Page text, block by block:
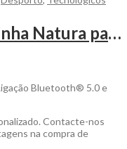
Auriculares Tresan da Linha Natura para ser Personalizado
Bluetooth® 5.0 e
Contacte-nos
na compra de